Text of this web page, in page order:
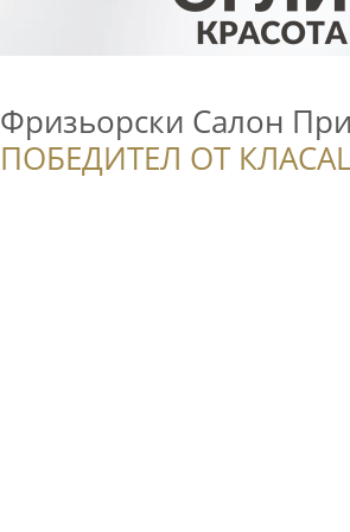
Фризьорски Салон
ПОБЕДИТЕЛ ОТ